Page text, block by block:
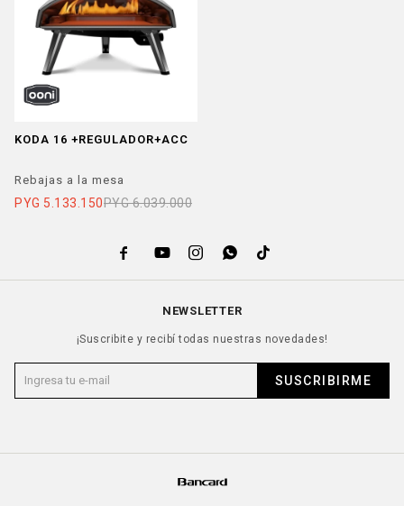
KODA 16 +REGULADOR+ACC
Rebajas a la mesa
PYG 5.133.150PYG 6.039.000
    
NEWSLETTER
¡Suscribite y recibí todas nuestras novedades!
SUSCRIBIRME